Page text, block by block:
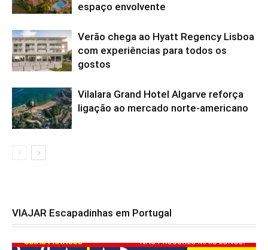
espaço envolvente
Verão chega ao Hyatt Regency Lisboa
com experiências para todos os
gostos
Vilalara Grand Hotel Algarve reforça
ligação ao mercado norte-americano
VIAJAR Escapadinhas em Portugal